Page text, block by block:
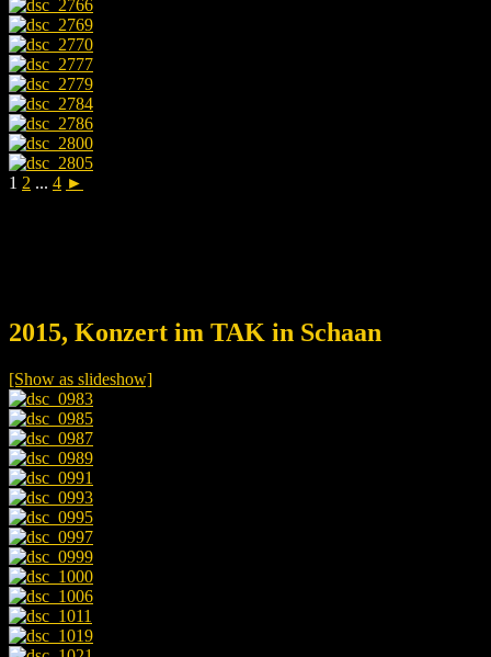
1 2 ... 4 ►
2015, Konzert im TAK in Schaan
[Show as slideshow]